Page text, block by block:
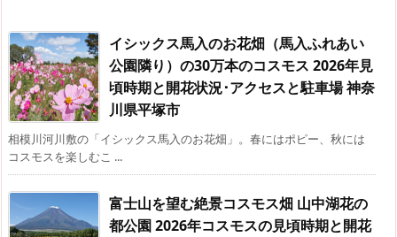
イシックス馬入のお花畑（馬入ふれあい
公園隣り）の30万本のコスモス 2026年見
頃時期と開花状況･アクセスと駐車場 神奈
川県平塚市
相模川河川敷の「イシックス馬入のお花畑」。春にはポピー、秋には
コスモスを楽しむこ ...
富士山を望む絶景コスモス畑 山中湖花の
都公園 2026年コスモスの見頃時期と開花